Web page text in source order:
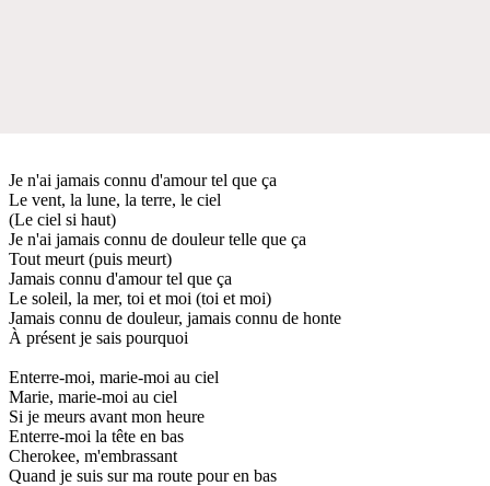
Je n'ai jamais connu d'amour tel que ça
Le vent, la lune, la terre, le ciel
(Le ciel si haut)
Je n'ai jamais connu de douleur telle que ça
Tout meurt (puis meurt)
Jamais connu d'amour tel que ça
Le soleil, la mer, toi et moi (toi et moi)
Jamais connu de douleur, jamais connu de honte
À présent je sais pourquoi
Enterre-moi, marie-moi au ciel
Marie, marie-moi au ciel
Si je meurs avant mon heure
Enterre-moi la tête en bas
Cherokee, m'embrassant
Quand je suis sur ma route pour en bas